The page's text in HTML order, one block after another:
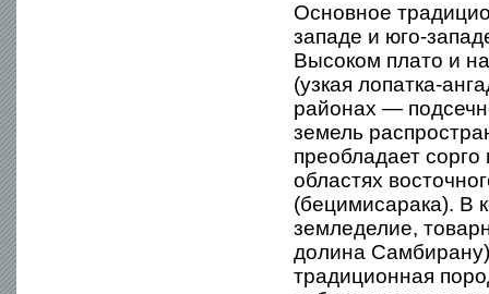
Основное
западе и юго-
Высоком плато и
(узкая лопатка-
районах —
земель
преобладает
областях
(бецимисарака). В
земледелие,
долина
традиционная